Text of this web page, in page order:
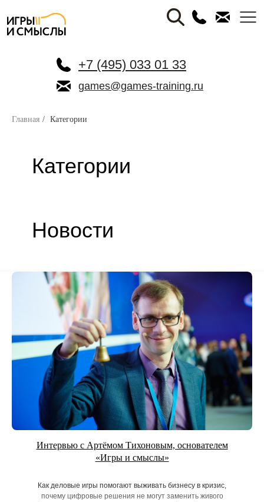
+7 (495) 033 01 33
games@games-training.ru
Главная / Категории
Категории
Новости
Интервью с Артёмом Тихоновым, основателем
«Игры и смыслы»
Как деловые игры помогают выживать бизнесу в кризис,
почему цифровые решения не могут заменить живого